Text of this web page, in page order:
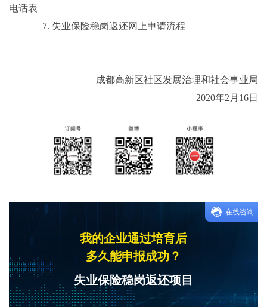
电话表
7. 失业保险稳岗返还网上申请流程
成都高新区社区发展治理和社会事业局
2020年2月16日
我的企业通过培育后
多久能申报成功？
失业保险稳岗返还项目
在线咨询